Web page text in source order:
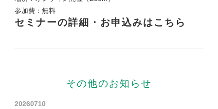
参加費：無料
セミナーの詳細・お申込みはこちら
その他のお知らせ
20260710